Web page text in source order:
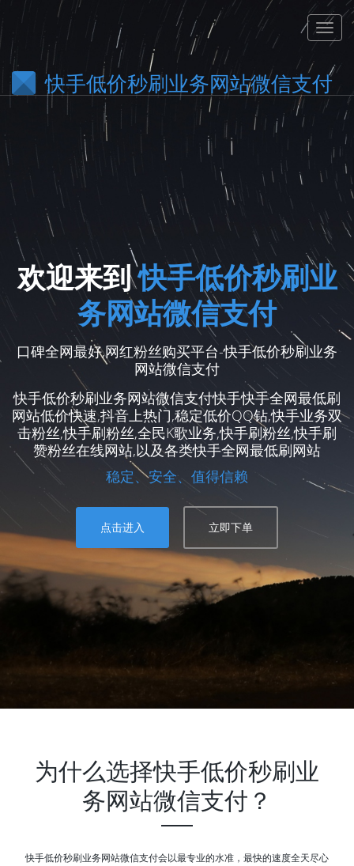
快手低价秒刷业务网站微信支付
欢迎来到快手低价秒刷业
务网站微信支付
口碑全网最好,网红粉丝购买平台-快手低价秒刷业务
网站微信支付
快手低价秒刷业务网站微信支付快手快手全网最低刷
网站低价快速,抖音上热门,稳定低价QQ钻,快手业务双
击粉丝,快手刷粉丝,全民K歌业务,快手刷粉丝,快手刷
赞粉丝在线网站,以及各类快手全网最低刷网站
稳定、安全、值得信赖
点击进入 立即下单
为什么选择快手低价秒刷业
务网站微信支付？
快手低价秒刷业务网站微信支付会以最专业的水准，最快的速度全天尽心